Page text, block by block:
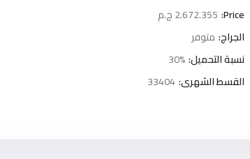
Price: 2.672.355 ج.م
الجراج: متوفر
نسبة التحميل:30%
القسط الشهرى: 33404